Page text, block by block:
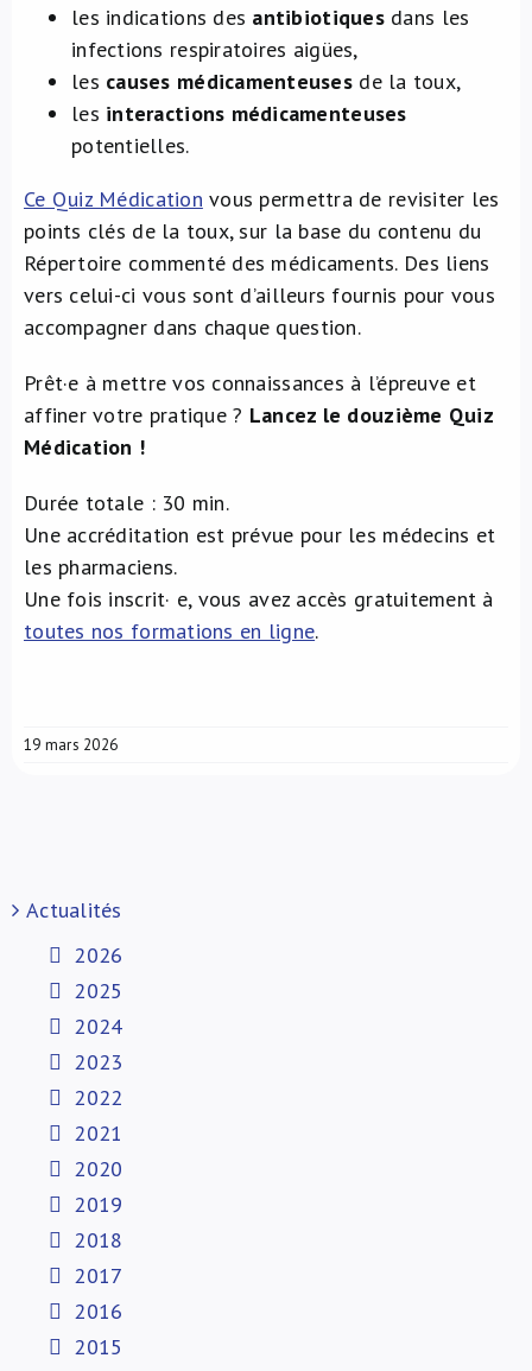
les indications des antibiotiques dans les
infections respiratoires aigües,
les causes médicamenteuses de la toux,
les interactions médicamenteuses
potentielles.
Ce Quiz Médication vous permettra de revisiter les
points clés de la toux, sur la base du contenu du
Répertoire commenté des médicaments. Des liens
vers celui-ci vous sont d’ailleurs fournis pour vous
accompagner dans chaque question.
Prêt·e à mettre vos connaissances à l’épreuve et
affiner votre pratique ? Lancez le douzième Quiz
Médication !
Durée totale : 30 min.
Une accréditation est prévue pour les médecins et
les pharmaciens.
Une fois inscrit· e, vous avez accès gratuitement à
toutes nos formations en ligne.
19 mars 2026
Actualités
2026
2025
2024
2023
2022
2021
2020
2019
2018
2017
2016
2015